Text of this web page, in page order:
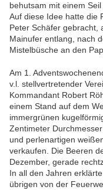
behutsam mit einem
Auf diese Idee hatte die
Peter Schäfer gebracht,
Mainufer entlang, nach
Mistelbüsche an den
Am 1.
v.l. stellvertretender
Kommandant Robert
einem Stand auf dem
immergrünen
Zentimeter
und perlenartigen
verkaufen. Die Beeren
Dezember, gerade
In all den Jahren
übrigen von der